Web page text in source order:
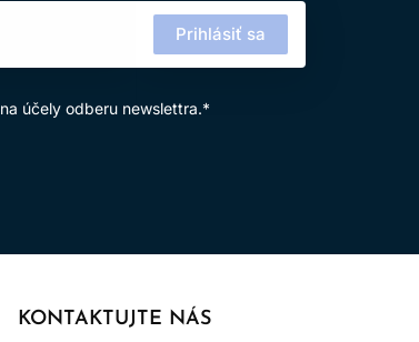
Prihlásiť sa
na účely odberu newslettra.*
KONTAKTUJTE NÁS